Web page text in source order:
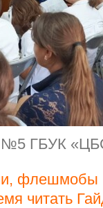
№5 ГБУК
флешмобы
читать